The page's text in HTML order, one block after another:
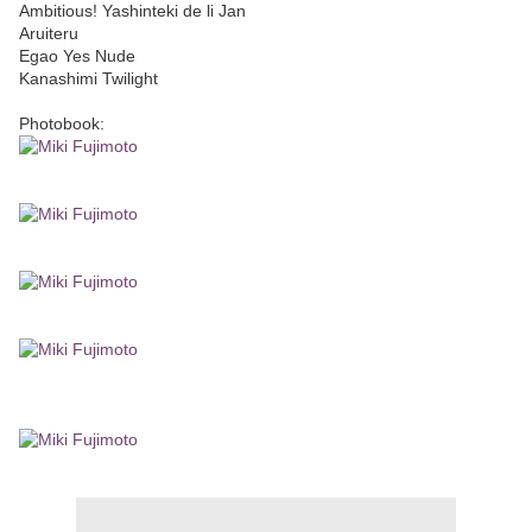
Ambitious! Yashinteki de li Jan
Aruiteru
Egao Yes Nude
Kanashimi Twilight
Photobook: